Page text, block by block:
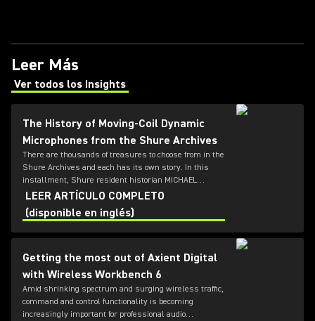
Leer Más
Ver todos los Insights
(Opens in a new tab)
The History of Moving-Coil Dynamic
Microphones from the Shure Archives
There are thousands of treasures to choose from in the
Shure Archives and each has its own story. In this
installment, Shure resident historian MICHAEL
PETTERSEN explores the development of dynamic
microphones using moving-coil technology.
LEER ARTÍCULO COMPLETO
(disponible en inglés)
Getting the most out of Axient Digital
with Wireless Workbench 6
Amid shrinking spectrum and surging wireless traffic,
command and control functionality is becoming
increasingly important for professional audio